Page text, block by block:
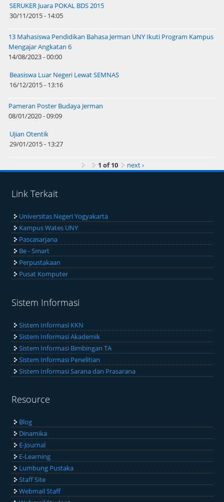
SERUKER Juara POKAL BDS 2015
30/11/2015 - 14:05
13 Mahasiswa Pendidikan Bahasa Jerman UNY Ikuti Program Kampus
Mengajar Angkatan 6
14/08/2023 - 00:00
Beasiswa Luar Negeri Lewat SEMNAS
16/12/2015 - 13:16
Pameran Poster Budaya Jerman
08/01/2020 - 09:09
Ujian Otentik
29/01/2015 - 13:27
1 of 10 next ›
Link Terkait
Universitas Negeri Yogyakarta
Kampus Wates UNY
Pascasarjana
Be - Smart
Perpustakaan
Pusat Komputer
Sistem Informasi
Sistem Informasi KKN
Sistem Informasi Akademik
Sistem Informasi Bimbingan TA
Sistem Informasi Penelitian
Sistem Informasi Sarana dan Prasarana
Resource
Blog
Dinamika
E-Journal
E-Learning
Lumbung Pustaka
Staff Site
Webmail Staff